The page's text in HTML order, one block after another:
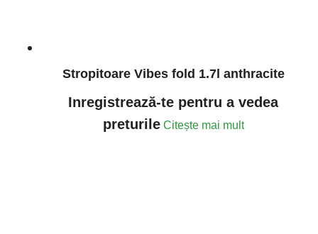
Stropitoare Vibes fold 1.7l anthracite
Inregistrează-te pentru a vedea
preturile Citește mai mult